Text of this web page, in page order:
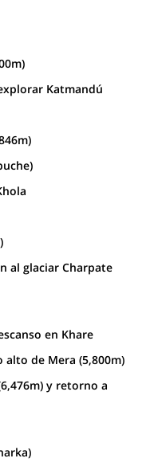
Katmandú
al glaciar Charpate
en Khare
alto de Mera (5,800m)
y retorno a